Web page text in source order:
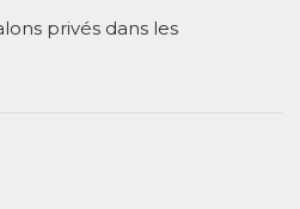
privés dans les